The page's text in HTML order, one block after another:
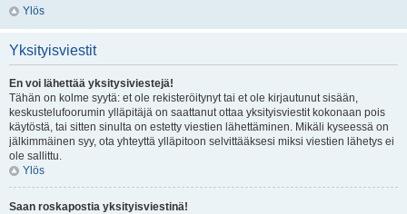
Ylös
Yksityisviestit
En voi lähettää yksitysiviestejä!
Tähän on kolme syytä: et ole rekisteröitynyt tai et ole kirjautunut sisään,
keskustelufoorumin ylläpitäjä on saattanut ottaa yksityisviestit kokonaan pois
käytöstä, tai sitten sinulta on estetty viestien lähettäminen. Mikäli kyseessä on
jälkimmäinen syy, ota yhteyttä ylläpitoon selvittääksesi miksi viestien lähetys ei
ole sallittu.
Ylös
Saan roskapostia yksityisviestinä!